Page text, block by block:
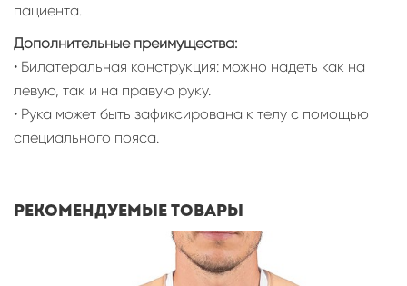
пациента.
Дополнительные преимущества:
• Билатеральная конструкция: можно надеть как на
левую, так и на правую руку.
• Рука может быть зафиксирована к телу с помощью
специального пояса.
Рекомендуемые товары